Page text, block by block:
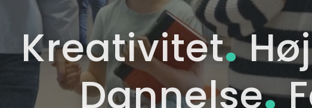
Kreativitet.
Dannelse.